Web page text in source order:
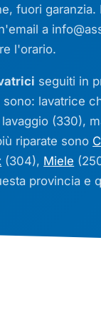
fuori
a
l'orario.
seguiti in
lavatrice
(330),
riparate sono
(304), Miele
provincia e